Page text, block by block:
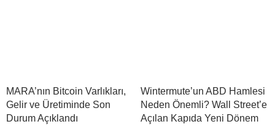
MARA’nın Bitcoin Varlıkları,
Gelir ve Üretiminde Son
Durum Açıklandı
Wintermute’un ABD Hamlesi
Neden Önemli? Wall Street’e
Açılan Kapıda Yeni Dönem